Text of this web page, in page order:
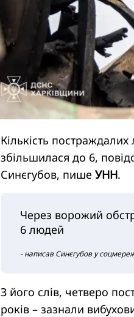
Кількість
збільшилася до 6,
Синєгубов, пише УНН.
Через ворожий
6 людей
- написав Синєгубов у
З його слів, четверо
років – зазнали